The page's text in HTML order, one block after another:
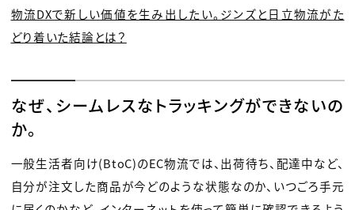
物流DXで新しい価値を生み出したい。ジンズと日立物流がた
どり着いた結論とは？
なぜ、シームレスなトラッキングができないの
か。
一般生活者向け(BtoC)のEC物流では、出荷待ち、配達中など、
自分が注文した商品が今どのような状態なのか、いつごろ手元